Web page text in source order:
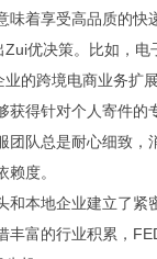
味着享受高品质的
优决策。比如，
的跨境电商业务扩
得针对个人寄件
队总是耐心细致
度。
本地企业建立了
丰富的行业积累，